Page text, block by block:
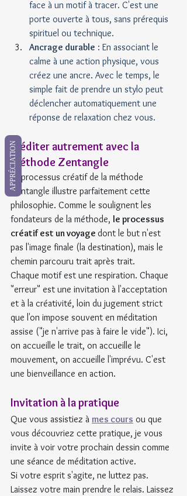
face à un motif à tracer. C'est une
porte ouverte à tous, sans prérequis
spirituel ou technique.
Ancrage durable : En associant le
calme à une action physique, vous
créez une ancre. Avec le temps, le
simple fait de prendre un stylo peut
déclencher automatiquement une
réponse de relaxation chez vous.
Méditer autrement avec la
méthode Zentangle
Le processus créatif de la méthode
Zentangle illustre parfaitement cette
philosophie. Comme le soulignent les
fondateurs de la méthode, le processus
créatif est un voyage dont le but n'est
pas l'image finale (la destination), mais le
chemin parcouru trait après trait.
Chaque motif est une respiration. Chaque
"erreur" est une invitation à l'acceptation
et à la créativité, loin du jugement strict
que l'on impose souvent en méditation
assise ("je n'arrive pas à faire le vide"). Ici,
on accueille le trait, on accueille le
mouvement, on accueille l'imprévu. C'est
une bienveillance en action.
Invitation à la pratique
Que vous assistiez à mes cours ou que
vous découvriez cette pratique, je vous
invite à voir votre prochain dessin comme
une séance de méditation active.
Si votre esprit s'agite, ne luttez pas.
Laissez votre main prendre le relais. Laissez
APPRÉCIATION